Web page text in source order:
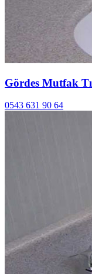
Gördes Mutfak
0543 631 90 64